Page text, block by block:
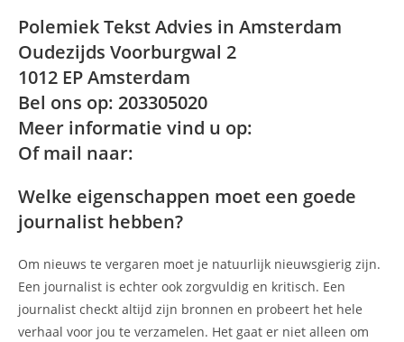
Polemiek Tekst Advies in Amsterdam
Oudezijds Voorburgwal 2
1012 EP Amsterdam
Bel ons op: 203305020
Meer informatie vind u op:
Of mail naar:
Welke eigenschappen moet een goede
journalist hebben?
Om nieuws te vergaren moet je natuurlijk nieuwsgierig zijn.
Een journalist is echter ook zorgvuldig en kritisch. Een
journalist checkt altijd zijn bronnen en probeert het hele
verhaal voor jou te verzamelen. Het gaat er niet alleen om